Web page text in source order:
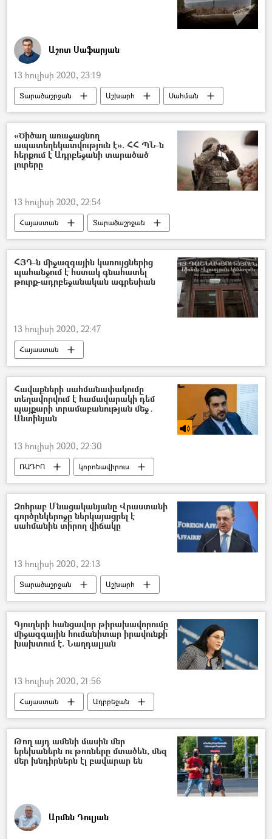
Աշոտ Սաֆարյան
13 հուլիսի 2020, 23:19
Տարածաշրջան Աշխարհ
Սահման
Տավուշ
դիրքեր
հրետակոծություն
Ադրբեջան
Հայ–ադրբեջանական սահմանին տիրող իրավիճակը
«Ծիծաղ առաջացնող
ապատեղեկատվություն է». ՀՀ ՊՆ-ն
հերքում է Ադրբեջանի տարածած
լուրերը
13 հուլիսի 2020, 22:54
Հայաստան
Տարածաշրջան
Աշխարհ
Ադրբեջան
հայ-ադրբեջանական
Տավուշ
ՀՀ պաշտպանության նախարարություն (ՊՆ)
Հայ–ադրբեջանական սահմանին տիրող իրավիճակը
ՀՅԴ-ն միջազգային կառույցներից
պահանջում է հստակ գնահատել
թուրք-ադրբեջանական ագրեսիան
13 հուլիսի 2020, 22:47
Հայաստան
Հայ Յեղափոխական Դաշնակցություն (ՀՅԴ)
Տավուշ
Սահման
դիրքեր
հրետակոծություն
Ադրբեջան
Հայ–ադրբեջանական սահմանին տիրող իրավիճակը
Հավաքների սահմանափակումը
տեղավորվում է համավարակի դեմ
պայքարի տրամաբանության մեջ․
Անտինյան
13 հուլիսի 2020, 22:30
ՌԱԴԻՈ
կորոնավիրուս
Արտակարգ դրություն
կարանտին
Բողոքի ակցիա
Զոհրաբ Մնացականյանը Վրաստանի
գործընկերոջը ներկայացրել է
սահմանին տիրող վիճակը
13 հուլիսի 2020, 22:13
Տարածաշրջան
Աշխարհ
Հայաստան
Զոհրաբ Մնացականյան
Վրաստանի Հանրապետություն
Նախարար
Սահման
Տավուշ
Ադրբեջան
հրետակոծություն
Հայ–ադրբեջանական սահմանին տիրող իրավիճակը
Գյուղերի հանցավոր թիրախավորումը
միջազգային հումանիտար իրավունքի
խախտում է. Նաղդալյան
13 հուլիսի 2020, 21:56
Հայաստան
Ադրբեջան
հայ-ադրբեջանական
Տավուշ
Սահման
դիրքեր
հրետակոծություն
Աննա Նաղդալյան
Հայ–ադրբեջանական սահմանին տիրող իրավիճակը
Թող այդ ամենի մասին մեր
երեխաներն ու թոռները մտածեն, մեզ
մեր խնդիրներն էլ բավարար են
Արմեն Դուլյան